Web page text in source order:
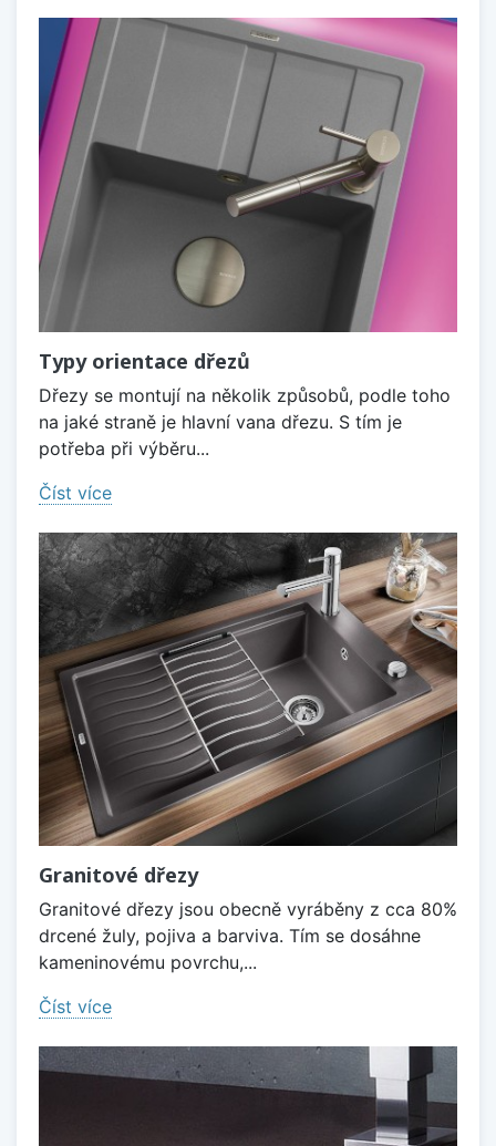
Typy orientace dřezů
Dřezy se montují na několik způsobů, podle toho
na jaké straně je hlavní vana dřezu. S tím je
potřeba při výběru...
Číst více
Granitové dřezy
Granitové dřezy jsou obecně vyráběny z cca 80%
drcené žuly, pojiva a barviva. Tím se dosáhne
kameninovému povrchu,...
Číst více